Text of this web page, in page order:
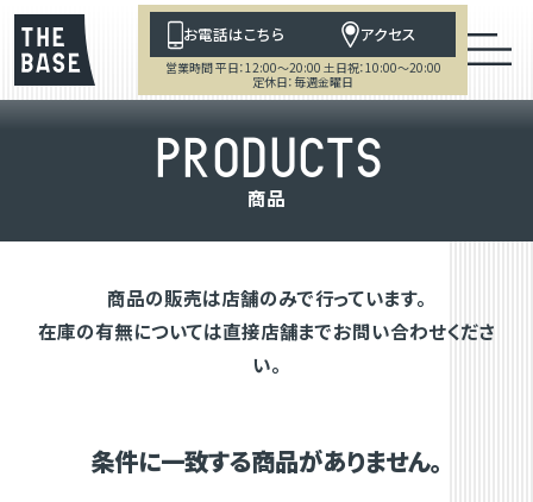
お電話はこちら アクセス
営業時間 平日：12:00～20:00 土日祝：10:00～20:00
定休日：毎週金曜日
PRODUCTS
商品
商品の販売は店舗のみで行っています。
在庫の有無については直接店舗までお問い合わせくださ
い。
条件に一致する商品がありません。